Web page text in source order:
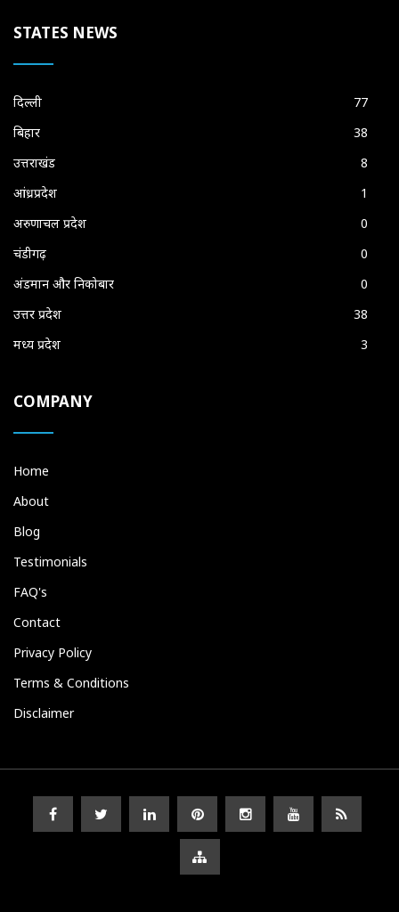
STATES NEWS
दिल्ली
77
बिहार
38
उत्तराखंड
8
आंध्रप्रदेश
1
अरुणाचल प्रदेश
0
चंडीगढ़
0
अंडमान और निकोबार
0
उत्तर प्रदेश
38
मध्य प्रदेश
3
COMPANY
Home
About
Blog
Testimonials
FAQ's
Contact
Privacy Policy
Terms & Conditions
Disclaimer